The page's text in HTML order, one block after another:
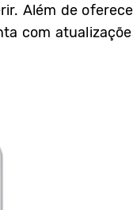
Além de
com